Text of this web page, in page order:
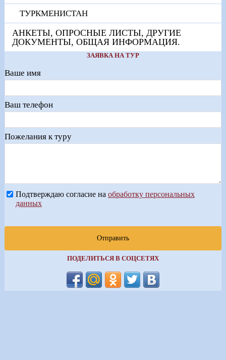
ТУРКМЕНИСТАН
АНКЕТЫ, ОПРОСНЫЕ ЛИСТЫ, ДРУГИЕ
ДОКУМЕНТЫ, ОБЩАЯ ИНФОРМАЦИЯ.
ЗАЯВКА НА ТУР
Ваше имя
Ваш телефон
Пожелания к туру
Подтверждаю согласие на обработку персональных
данных
Отправить
ПОДЕЛИТЬСЯ В СОЦСЕТЯХ